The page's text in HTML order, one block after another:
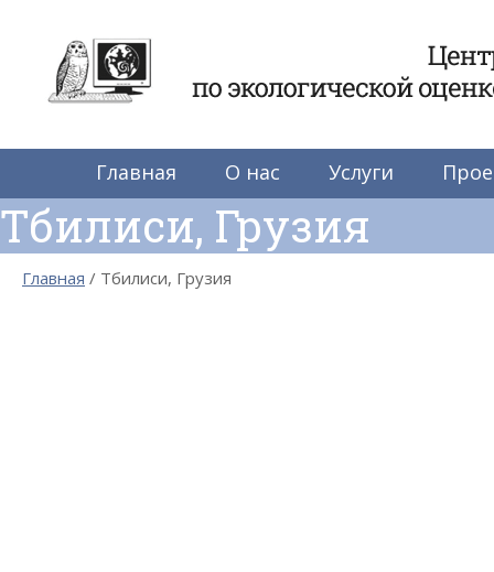
Центр по
Главная О нас Услуги
Тбилиси, Грузия
Главная Тбилиси, Грузия